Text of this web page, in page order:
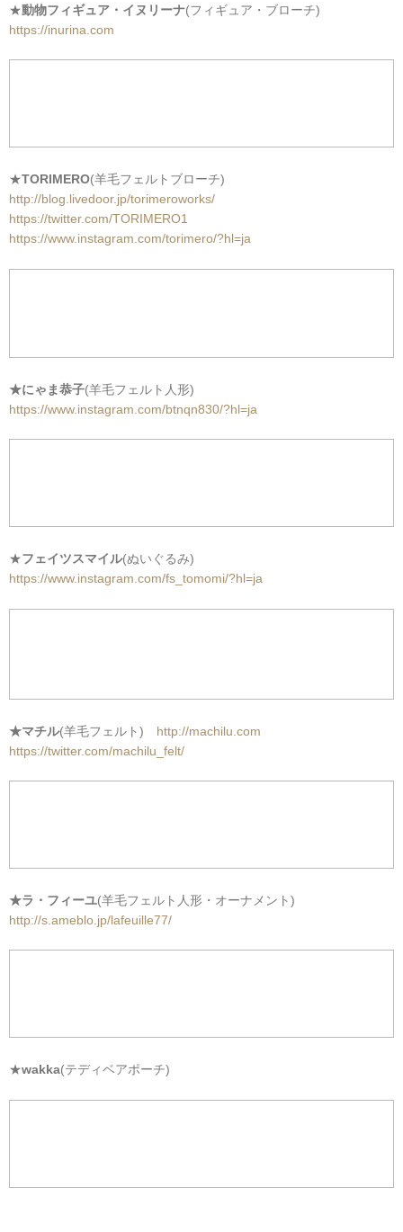
★動物フィギュア・イヌリーナ(フィギュア・ブローチ)
https://inurina.com
★TORIMERO(羊毛フェルトブローチ)
http://blog.livedoor.jp/torimeroworks/
https://twitter.com/TORIMERO1
https://www.instagram.com/torimero/?hl=ja
★にゃま恭子(羊毛フェルト人形)
https://www.instagram.com/btnqn830/?hl=ja
★フェイツスマイル(ぬいぐるみ)
https://www.instagram.com/fs_tomomi/?hl=ja
★マチル(羊毛フェルト) http://machilu.com
https://twitter.com/machilu_felt/
★ラ・フィーユ(羊毛フェルト人形・オーナメント)
http://s.ameblo.jp/lafeuille77/
★wakka(テディベアポーチ)